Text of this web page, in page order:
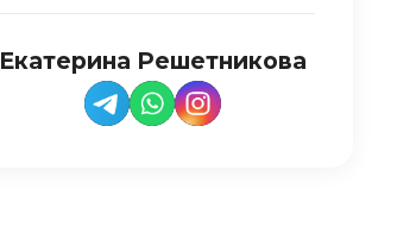
Екатерина Решетникова